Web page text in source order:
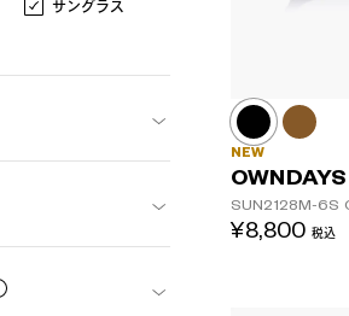
サングラス
NEW
OWNDAYS
SUN2128M-6S
¥8,800 税込